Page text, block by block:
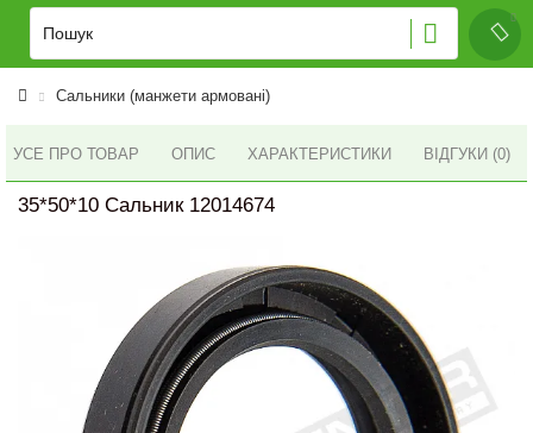
Сальники (манжети армовані)
УСЕ ПРО ТОВАР ОПИС ХАРАКТЕРИСТИКИ ВІДГУКИ (0)
35*50*10 Сальник 12014674